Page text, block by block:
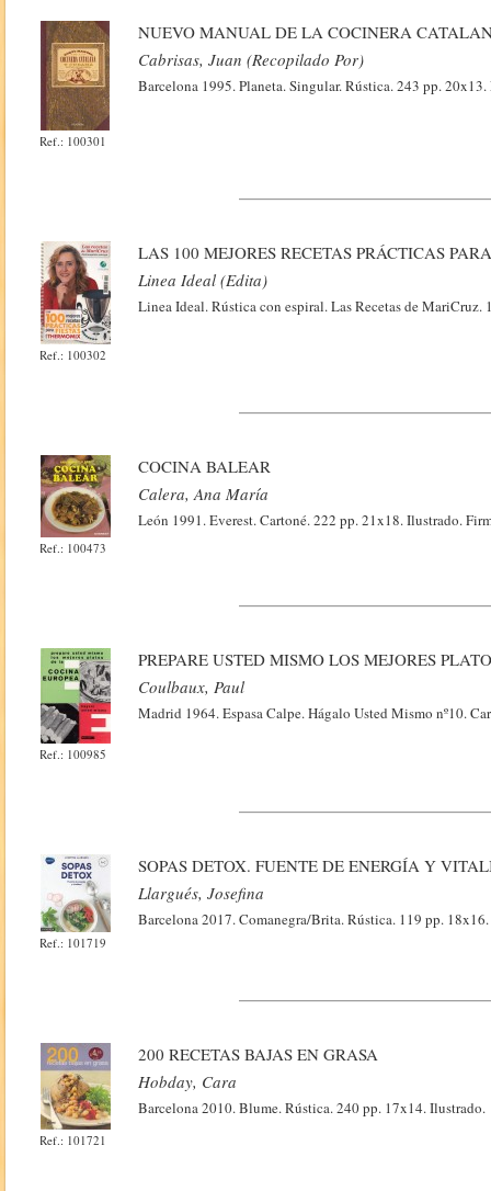
Ref.: 100301
NUEVO MANUAL DE LA COCINERA
Cabrisas, Juan (Recopilado Por)
Barcelona 1995. Planeta. Singular. Rústica. 243 pp.
Ref.: 100302
LAS 100 MEJORES RECETAS PRÁCTICAS
Linea Ideal (Edita)
Linea Ideal. Rústica con espiral. Las Recetas de
Ref.: 100473
COCINA BALEAR
Calera, Ana María
León 1991. Everest. Cartoné. 222 pp. 21x18. Ilustrado.
Ref.: 100985
PREPARE USTED MISMO LOS MEJORES
Coulbaux, Paul
Madrid 1964. Espasa Calpe. Hágalo Usted Mismo nº10.
Ref.: 101719
SOPAS DETOX. FUENTE DE ENERGÍA Y
Llargués, Josefina
Barcelona 2017. Comanegra/Brita. Rústica. 119 pp.
Ref.: 101721
200 RECETAS BAJAS EN GRASA
Hobday, Cara
Barcelona 2010. Blume. Rústica. 240 pp. 17x14. Ilustrado.